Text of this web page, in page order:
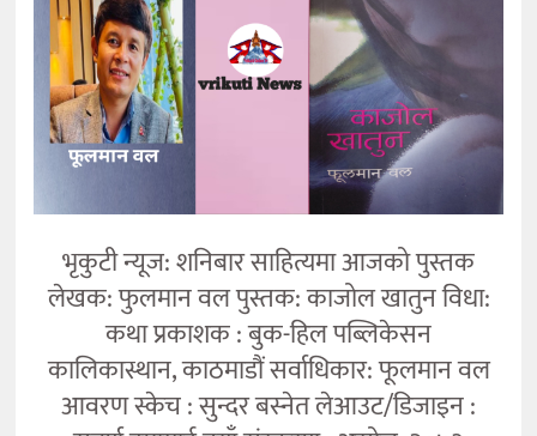
भृकुटी न्यूज: शनिबार साहित्यमा आजको पुस्तक
लेखक: फुलमान वल पुस्तक: काजोल खातुन विधा:
कथा प्रकाशक : बुक-हिल पब्लिकेसन
कालिकास्थान, काठमाडौं सर्वाधिकार: फूलमान वल
आवरण स्केच : सुन्दर बस्नेत लेआउट/डिजाइन :